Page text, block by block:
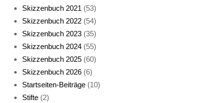
Pass auf, Katz
Skizzenbuch 2021 (53)
Skizzenbuch 2022 (54)
Skizzenbuch 2023 (35)
Skizzenbuch 2024 (55)
Skizzenbuch 2025 (60)
Skizzenbuch 2026 (6)
Startseiten-Beiträge (10)
Stifte (2)